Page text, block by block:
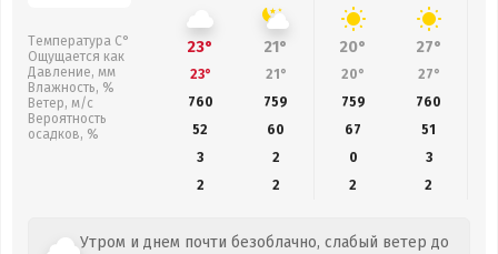
Температура С°
Ощущается как
Давление, мм
Влажность, %
Ветер, м/с
Вероятность
осадков, %
23° 21° 20° 27°
23° 21° 20° 27°
760
759 759 760
52
60 67 51
3
2 0
3
2
2 2 2
Утром и днем почти безоблачно, слабый ветер до